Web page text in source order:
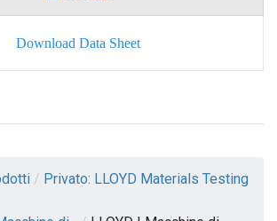
Download Data Sheet
/ Privato: LLOYD Materials Testing